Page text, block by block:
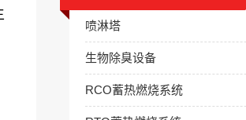
喷淋塔
生物除臭设备
RCO蓄热燃烧系统